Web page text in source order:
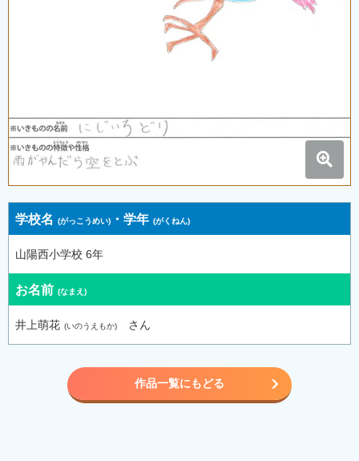
学校名 ・学年
山陽西小学校 6年
お名前
井上萌花 さん
作品一覧にもどる